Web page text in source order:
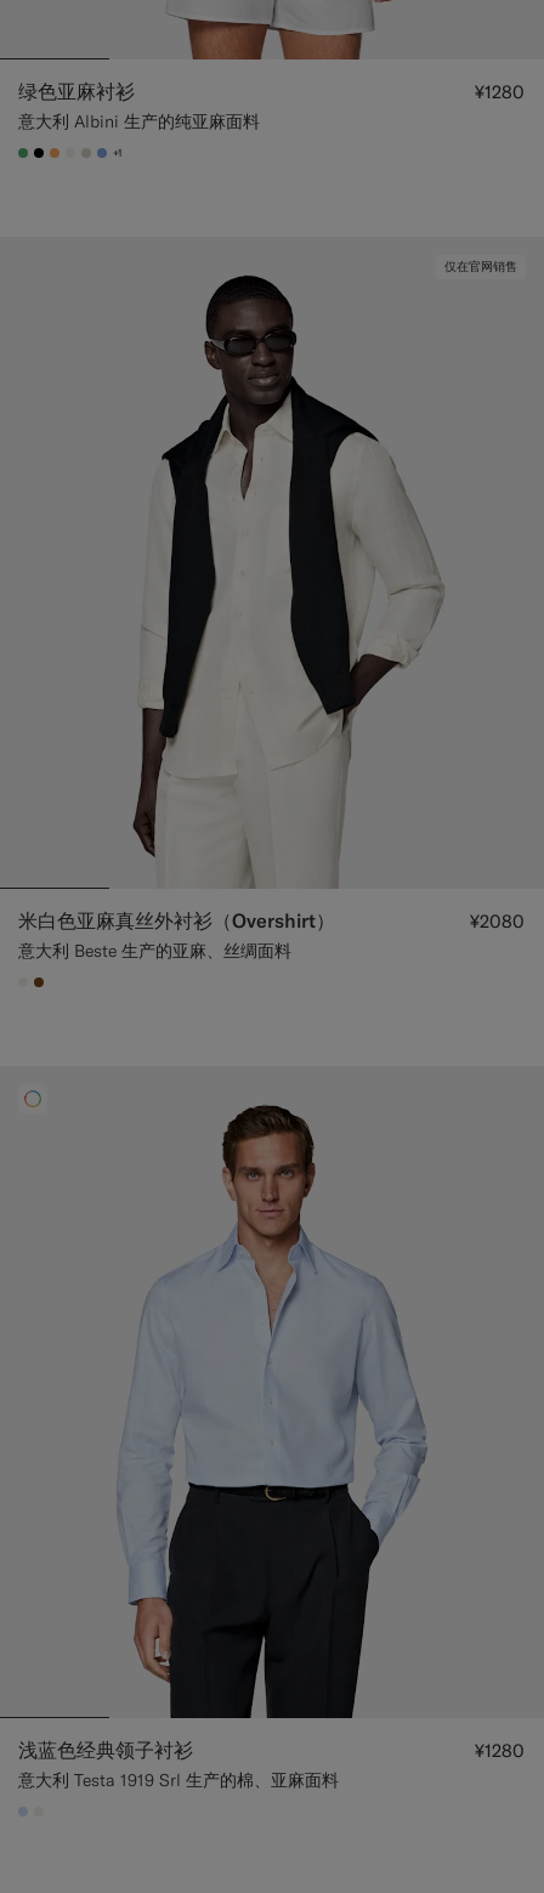
绿色亚麻衬衫
意大利 Albini 生产的纯亚麻面料
¥1280
#50AA6A
#000000
#F9AA62
#F1EFE8
#D7D1C3
#82A1DC
+1
仅在官网销售
米白色亚麻真丝外衬衫（Overshirt）
意大利 Beste 生产的亚麻、丝绸面料
¥2080
#F1EFE8
#76471B
浅蓝色经典领子衬衫
意大利 Testa 1919 Srl 生产的棉、亚麻面料
¥1280
#CCDCF9